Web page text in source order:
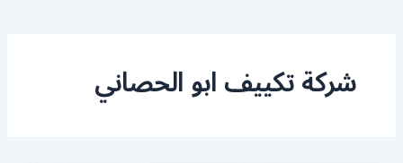
شركة تكييف ابو الحصاني